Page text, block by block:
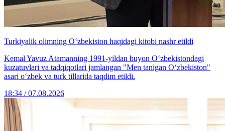
Turkiyalik olimning O‘zbekiston haqidagi kitobi nashr etildi
Kemal Yavuz Atamanning 1991-yildan buyon O‘zbekistondagi
kuzatuvlari va tadqiqotlari jamlangan "Men tanigan O‘zbekiston"
asari o‘zbek va turk tillarida taqdim etildi.
18:34 / 07.08.2026